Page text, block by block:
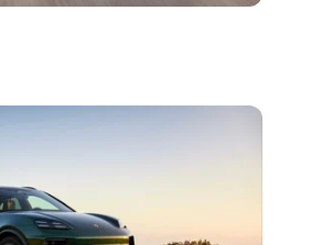
продлит жизнь
который хотела снять